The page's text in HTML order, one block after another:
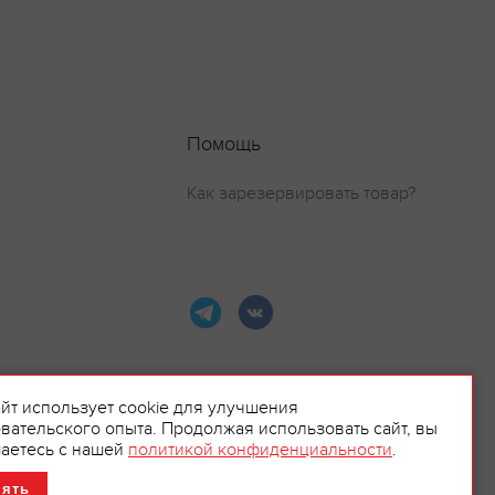
Помощь
Как зарезервировать товар?
использует cookie для улучшения
опыта. Продолжая использовать сайт, вы
с нашей политикой конфиденциальности.